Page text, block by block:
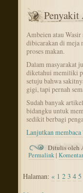
Penyakit
Ambeien atau
dibicarakan di meja
proses makan.
Dalam masyarakat
diketahui memiliki
setuju bahwa
gigi, tapi pernah
Sudah banyak
bidangku untuk
sedikit berbagi
Lanjutkan
Ditulis oleh
Permalink |
Halaman: « 1 2 3 4 5